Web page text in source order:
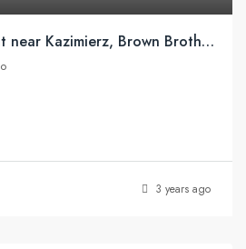
Zabłocie: Apartment near Kazimierz, Brown Brothers Harriman
3 years ago